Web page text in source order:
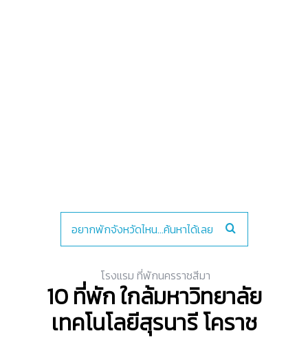
โรงแรม ที่พักนครราชสีมา
10 ที่พัก ใกล้มหาวิทยาลัย
เทคโนโลยีสุรนารี โคราช